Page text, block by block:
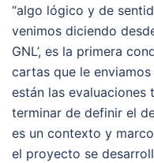
“algo lógico y de
venimos diciendo
GNL’, es la primera
cartas que le
están las evaluaciones
terminar de definir el
es un contexto y
el proyecto se